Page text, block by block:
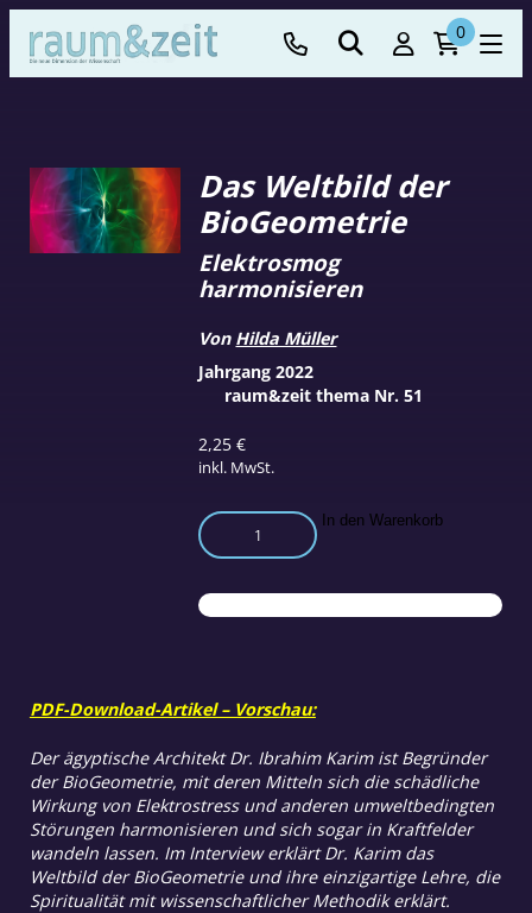
0
Das Weltbild der
BioGeometrie
2,25€
inkl. MwSt.
Elektrosmog
harmonisieren
Von Hilda Müller
Das
Weltbild
BioGeometrie
Menge
In den Warenkorb
Jahrgang 2022
raum&zeit thema Nr. 51
PDF-Download-Artikel – Vorschau:
Der ägyptische Architekt Dr. Ibrahim Karim ist Begründer
der BioGeometrie, mit deren Mitteln sich die schädliche
Wirkung von Elektrostress und anderen umweltbedingten
Störungen harmonisieren und sich sogar in Kraftfelder
wandeln lassen. Im Interview erklärt Dr. Karim das
Weltbild der BioGeometrie und ihre einzigartige Lehre, die
Spiritualität mit wissenschaftlicher Methodik erklärt.